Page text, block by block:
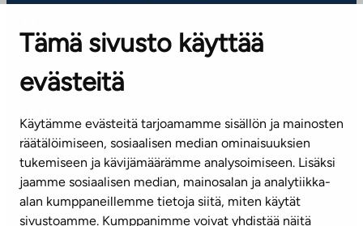
Tämä sivusto käyttää
evästeitä
Käytämme evästeitä tarjoamamme sisällön ja mainosten
räätälöimiseen, sosiaalisen median ominaisuuksien
tukemiseen ja kävijämäärämme analysoimiseen. Lisäksi
jaamme sosiaalisen median, mainosalan ja analytiikka-
alan kumppaneillemme tietoja siitä, miten käytät
sivustoamme. Kumppanimme voivat yhdistää näitä
ASIAKASPALVELUKESKUS
Puh. 045 7734 3777
(arkisin klo 8-16)
info@ta.fi
Tilaa uutiskirje